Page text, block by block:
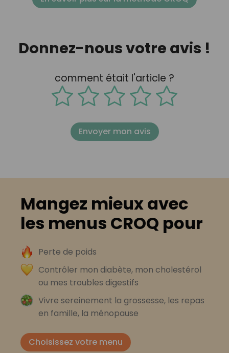
Donnez-nous votre avis !
comment était l'article ?
Envoyer mon avis
Mangez mieux avec
les menus CROQ pour
Perte de poids
Contrôler mon diabète, mon cholestérol
ou mes troubles digestifs
Vivre sereinement la grossesse, les repas
en famille, la ménopause
Choisissez votre menu